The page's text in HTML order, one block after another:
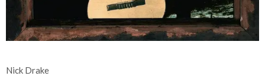
Nick Drake